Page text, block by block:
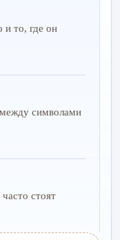
и то, где он
между символами
стоят